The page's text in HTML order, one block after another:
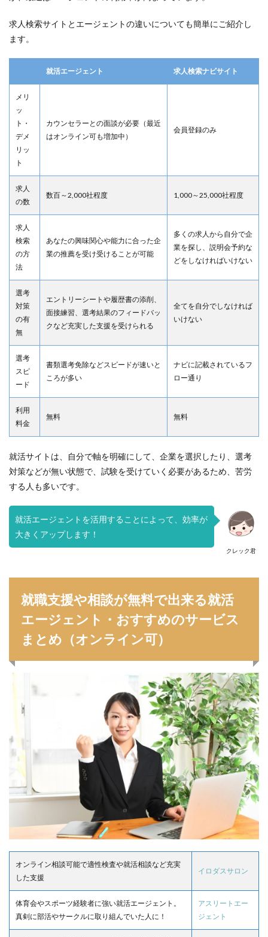
求人検索サイトとエージェントの違いについても簡単にご紹介し
ます。
就活エージェント 求人検索ナビサイト
メリ
ッ
ト・
デメ
リッ
ト
カウンセラーとの面談が必要（最近
はオンライン可も増加中）
会員登録のみ
求人
の数
数百～2,000社程度 1,000～25,000社程度
求人
検索
の方
法
あなたの興味関心や能力に合った企
業の推薦を受け受けることが可能
多くの求人から自分で企
業を探し、説明会予約な
どをしなければいけない
選考
対策
の有
無
エントリーシートや履歴書の添削、
面接練習、選考結果のフィードバッ
クなど充実した支援を受けられる
全てを自分でしなければ
いけない
選考
スピ
ード
書類選考免除などスピードが速いと
ころが多い
ナビに記載されているフ
ロー通り
利用
料金
無料 無料
就活サイトは、自分で軸を明確にして、企業を選択したり、選考
対策などが無い状態で、試験を受けていく必要があるため、苦労
する人も多いです。
クレック君
就活エージェントを活用することによって、効率が
大きくアップします！
就職支援や相談が無料で出来る就活
エージェント・おすすめのサービス
まとめ（オンライン可）
オンライン相談可能で適性検査や就活相談など充実
した支援
イロダスサロン
体育会やスポーツ経験者に強い就活エージェント。
真剣に部活やサークルに取り組んでいた人に！
アスリートエー
ジェント